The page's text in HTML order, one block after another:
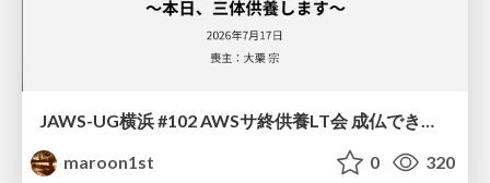
JAWS-UG横浜 #102 AWSサ終供養LT会 成仏できない AWS サービスたち 〜本日、三体供養します〜
maroon1st
0 320